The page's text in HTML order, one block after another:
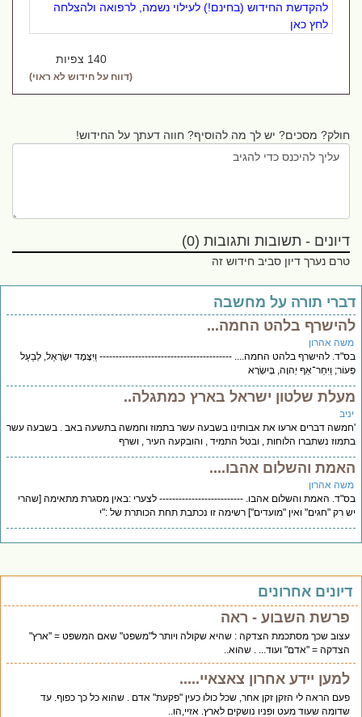
להקדשת החידוש (בחינם!) לעילוי נשמה, לרפואה ולהצלחה
לחץ כאן
140 צפיות
(דווח על חידוש לא ראוי)
חולק? מסכים? יש לך מה להוסיף? חווה דעתך על החידוש!
דיונים - תשובות ותגובות (0)
טרם נערך דיון סביב חידוש זה
תורה על מחשבה
בלהט החמה...
אהרון
להישרף בלהט החמה.... ----------------------------------------- וַיִּצָּמֶד יִשְׂרָאֵל, לְבַעַל
וַיִּחַר־אַף יְהוָה, בְּיִשְׂרָא
שלטון ישראל בארץ כמתגלה..
דברים ארעו את אבותינו בשבעה עשר בתמוז וחמשה בתשעה באב . בשבעה עשר
נשתברו הלוחות , ובטל התמיד , והובקעה העיר , ושרף
והשלום אהבו....
אהרון
האמת והשלום אהבו. -------------------------- לצערי :באין מסגרת מתאימה [שהרי
רק "חגים" ואין "מועדים"] רשימה זו נכתבת תחת הכותרת של :"י
אחרונים
פרשת השבוע - ראה
עצוב שכך מסתכמת הצדקה : שהיא שקולה ויותר ל"משפט" שאם המשפט = "ארץ"
הצדקה = "אדם" ועוד... . שהוא..
למען יידע אחרון צאצאיי.....
פעם הראה לי הזקן זקן אחר, שכל כולו כעין "פקעת" אדם . שהוא כל כך כפוף. עד
שדומה שעוד מעט ופניו נושקים לארץ. אזיי,הו..